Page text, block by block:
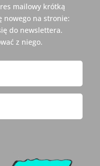
mailowy krótką
nowego na stronie:
do newslettera.
z niego.